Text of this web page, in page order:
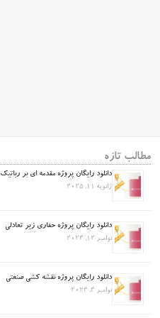
مطالب تازه
دانلود رایگان پروژه مقدمه ای بر رباتیک
ژانویه 11, 2025
دانلود رایگان پروژه حفاری زیر تعادلی
نوامبر 12, 2024
دانلود رایگان پروژه نقشه کشی صنعتی
نوامبر 4, 2024